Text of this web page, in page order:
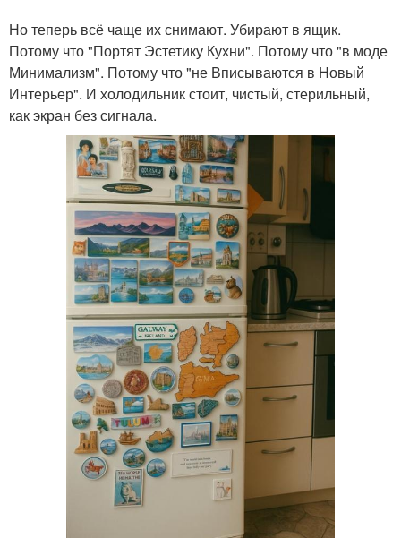
Но теперь всё чаще их снимают. Убирают в ящик.
Потому что "Портят Эстетику Кухни". Потому что "в моде
Минимализм". Потому что "не Вписываются в Новый
Интерьер". И холодильник стоит, чистый, стерильный,
как экран без сигнала.